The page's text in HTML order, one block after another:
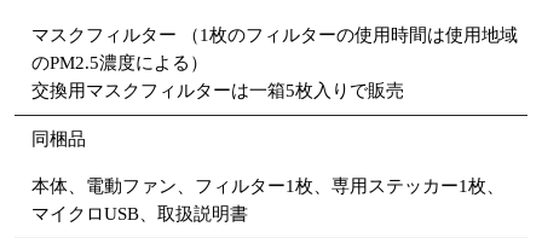
マスクフィルター （1枚のフィルターの使用時間は使用地域
のPM2.5濃度による）
交換用マスクフィルターは一箱5枚入りで販売
同梱品
本体、電動ファン、フィルター1枚、専用ステッカー1枚、
マイクロUSB、取扱説明書